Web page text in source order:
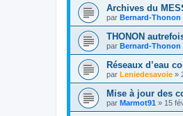
Archives du
par Bernard-Thonon
THONON
par Bernard-Thonon
Réseaux d’eau
par Leniedesavoie »
Mise à jour des
par Marmot91 » 15